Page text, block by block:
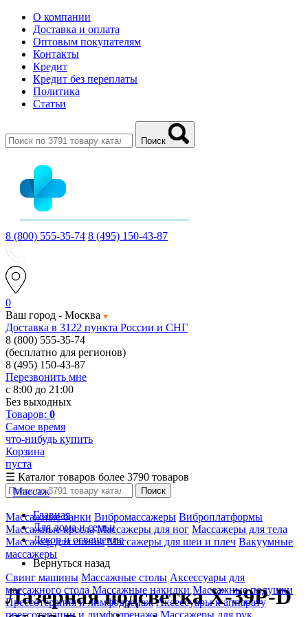
О компании
Доставка и оплата
Оптовым покупателям
Контакты
Кредит
Кредит без переплаты
Политика
Статьи
Поиск
8 (800) 555-35-74 8 (495) 150-43-87
0
Ваш город - Москва
Доставка в 3122 пункта России и СНГ
8 (800) 555-35-74
(бесплатно для регионов)
8 (495) 150-43-87
Перезвонить мне
с 8:00 до 21:00
Без выходных
Товаров: 0
Самое время
что-нибудь купить
Корзина
пуста
☰ Каталог товаров более 3790 товаров
Массаж
Массажные банки Вибромассажеры Виброплатформы
Массажные кресла Массажеры для ног Массажеры для тела
Массажер для спины Массажеры для шеи и плеч Вакуумные
массажеры
Свинг машины Массажные столы Аксессуары для
массажного стола Массажные накидки Массажные подушки
Прессотерапия и лимфодренаж Аксессуары к аппарату
прессотерапии и лимфодренажа Массажеры для рук
Поиск
Главная
Для дома и семьи
Декор и освещение
Вернуться назад
Лазерная подсветка X-39P-D